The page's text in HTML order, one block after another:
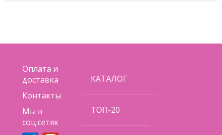
- имеется подстаканник для родителей;
- компактный размер;
- коляска предназначена для ребенка до 20 кг.
Оплата и
доставка
Контакты
Мы в
соц.сетях
КАТАЛОГ
ТОП-20